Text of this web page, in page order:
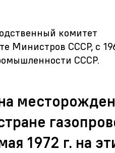
комитет
Министров СССР, с
СССР.
1972 г. на